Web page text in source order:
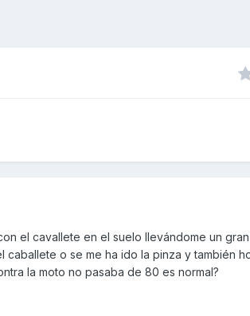
el cavallete en el suelo llevándome un
o se me ha ido la pinza y también
la moto no pasaba de 80 es normal?